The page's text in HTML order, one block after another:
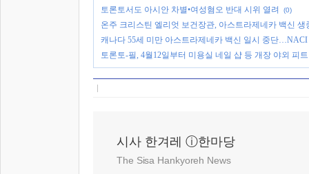
토론토서도 아시안 차별•여성혐오 반대 시위 열려 (0)
온주 크리스틴 엘리엇 보건장관, 아스트라제네카 백신 생
캐나다 55세 미만 아스트라제네카 백신 일시 중단
토론토-필, 4월12일부터 미용실 네일 샵 등 개장 야외 피
시사 한겨레 ⓘ한마당
The Sisa Hankyoreh News